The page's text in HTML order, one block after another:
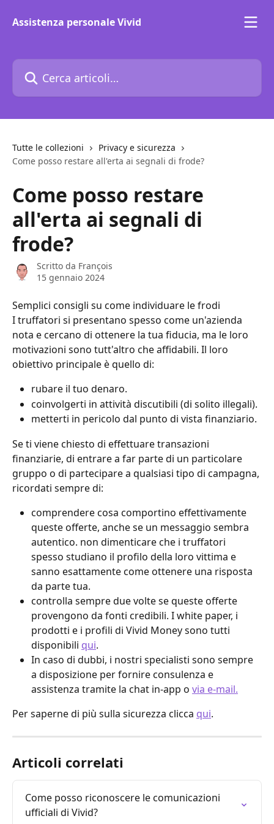
Assistenza personale Vivid
Cerca articoli…
Tutte le collezioni
Privacy e sicurezza
Come posso restare all'erta ai segnali di frode?
Come posso restare
all'erta ai segnali di
frode?
Scritto da François
15 gennaio 2024
Semplici consigli su come individuare le frodi
I truffatori si presentano spesso come un'azienda
nota e cercano di ottenere la tua fiducia, ma le loro
motivazioni sono tutt'altro che affidabili. Il loro
obiettivo principale è quello di:
rubare il tuo denaro.
coinvolgerti in attività discutibili (di solito illegali).
metterti in pericolo dal punto di vista finanziario.
Se ti viene chiesto di effettuare transazioni
finanziarie, di entrare a far parte di un particolare
gruppo o di partecipare a qualsiasi tipo di campagna,
ricordati sempre di:
comprendere cosa comportino effettivamente
queste offerte, anche se un messaggio sembra
autentico. non dimenticare che i truffatori
spesso studiano il profilo della loro vittima e
sanno esattamente come ottenere una risposta
da parte tua.
controlla sempre due volte se queste offerte
provengono da fonti credibili. I white paper, i
prodotti e i profili di Vivid Money sono tutti
disponibili qui.
In caso di dubbi, i nostri specialisti sono sempre
a disposizione per fornire consulenza e
assistenza tramite la chat in-app o via e-mail.
Per saperne di più sulla sicurezza clicca qui.
Articoli correlati
Come posso riconoscere le comunicazioni
ufficiali di Vivid?